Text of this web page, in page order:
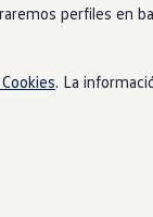
perfiles en
. La